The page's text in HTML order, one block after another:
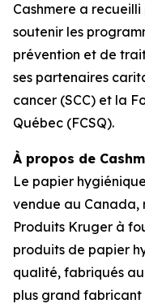
Cashmere a
soutenir les
prévention et de
ses partenaires
cancer (SCC) et la
Québec (FCSQ).
À propos de
Le papier
vendue au Canada,
Produits Kruger à
produits de papier
qualité, fabriqués
plus grand